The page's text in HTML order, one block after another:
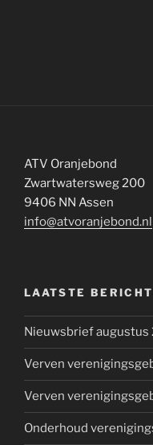
ATV Oranjebond
Zwartwatersweg 200
9406 NN Assen
info@atvoranjebond.nl
LAATSTE
Nieuwsbrief augustus
Verven
Verven
Onderhoud